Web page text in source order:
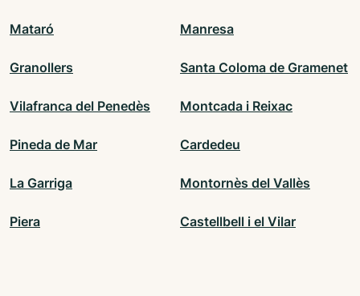
Mataró Manresa
Granollers Santa Coloma de Gramenet
Vilafranca del Penedès Montcada i Reixac
Pineda de Mar Cardedeu
La Garriga Montornès del Vallès
Piera Castellbell i el Vilar